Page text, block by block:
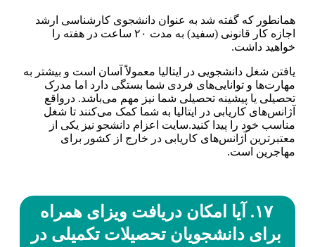
همانطور که گفته شد به عنوان دانشجوی کارشناسی ارشد
اجازه کار قانونی (سفید) به مدت ۲۰ ساعت در هفته را
خواهید داشت.
یافتن شغل دانشجویی در ایتالیا معمولاً آسان است و بیشتر به
مهارت‌ها و توانایی‌های فردی شما بستگی دارد اما مدرک
تحصیلی یا پیشینه تحصیلی شما نیز مهم می‌باشد. درواقع
آژانس‌های کاریابی در ایتالیا به شما کمک می‌کنند تا شغل
مناسب خود را پیدا کنید.سایت اعزام دانشجو نیز یکی از
معتبر‌ترین آژانس‌های کاریابی در خارج از کشور برای
مهاجرین است.
۱۷. آیا امکان دریافت ویزای همراه
برای دانشجویان تحصیلات تکمیلی در